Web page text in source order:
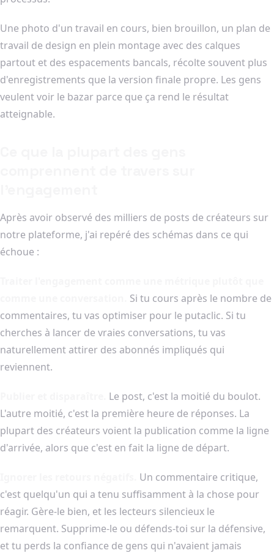
Une photo d'un travail en cours, bien brouillon, un plan de
travail de design en plein montage avec des calques
partout et des espacements bancals, récolte souvent plus
d'enregistrements que la version finale propre. Les gens
veulent voir le bazar parce que ça rend le résultat
atteignable.
Après avoir observé des milliers de posts de créateurs sur
notre plateforme, j'ai repéré des schémas dans ce qui
échoue :
Si tu cours après le nombre de
commentaires, tu vas optimiser pour le putaclic. Si tu
cherches à lancer de vraies conversations, tu vas
naturellement attirer des abonnés impliqués qui
reviennent.
Le post, c'est la moitié du boulot.
L'autre moitié, c'est la première heure de réponses. La
plupart des créateurs voient la publication comme la ligne
d'arrivée, alors que c'est en fait la ligne de départ.
Un commentaire critique,
c'est quelqu'un qui a tenu suffisamment à la chose pour
réagir. Gère-le bien, et les lecteurs silencieux le
remarquent. Supprime-le ou défends-toi sur la défensive,
et tu perds la confiance de gens qui n'avaient jamais